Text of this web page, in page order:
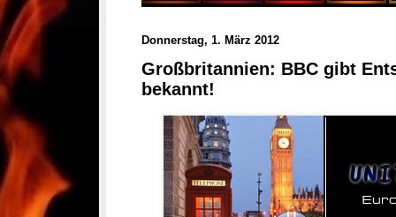
Donnerstag, 1. März 2012
Großbritannien: BBC gibt
bekannt!